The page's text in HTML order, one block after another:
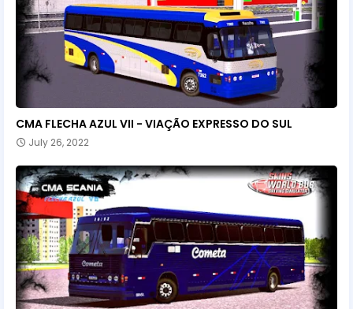
CMA FLECHA AZUL VII - VIAÇÃO EXPRESSO DO SUL
July 26, 2022